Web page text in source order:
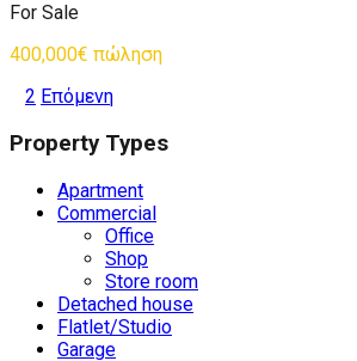
For Sale
400,000€ πώληση
2 Επόμενη
Property Types
Apartment
Commercial
Office
Shop
Store room
Detached house
Flatlet/Studio
Garage